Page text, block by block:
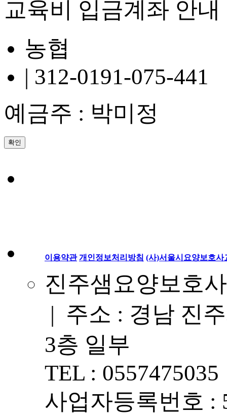
교육비 입금계좌 안내
농협
| 312-0191-075-441
예금주 : 박미정
확인
이용약관 개인정보처리방침 (사)서울시요양보호사
진주샘요양보호
| 주소 : 경남 진
3층 일부
TEL :
사업자등록번호 :